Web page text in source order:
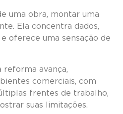
uma obra, montar uma
Ela concentra dados,
oferece uma sensação de
reforma avança,
comerciais, com
frentes de trabalho,
suas limitações.